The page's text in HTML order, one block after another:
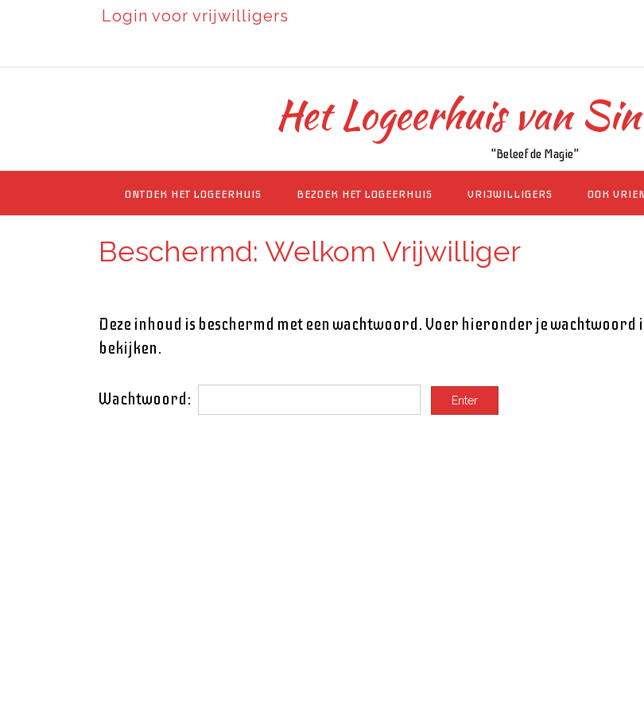
Login voor vrijwilligers
Het Logeerhuis van
"Beleef de Magie"
ONTDEK HET LOGEERHUIS BEZOEK HET LOGEERHUIS VRIJWILLIGERS OOK
Beschermd: Welkom Vrijwilliger
Deze inhoud is beschermd met een wachtwoord. Voer hieronder je wachtwoord
bekijken.
Wachtwoord: